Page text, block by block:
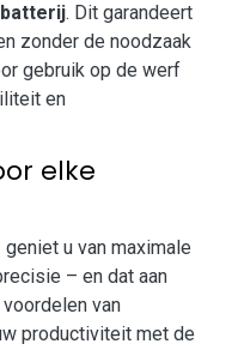
batterij. Dit garandeert
zonder de noodzaak
gebruik op de werf
en
elke
geniet u van maximale
– en dat aan
van
productiviteit met de